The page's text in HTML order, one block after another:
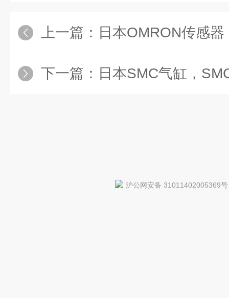
上一篇： 日本OMRON传感器
下一篇： 日本SMC气缸，SMC型号
沪公网安备 31011402005369号